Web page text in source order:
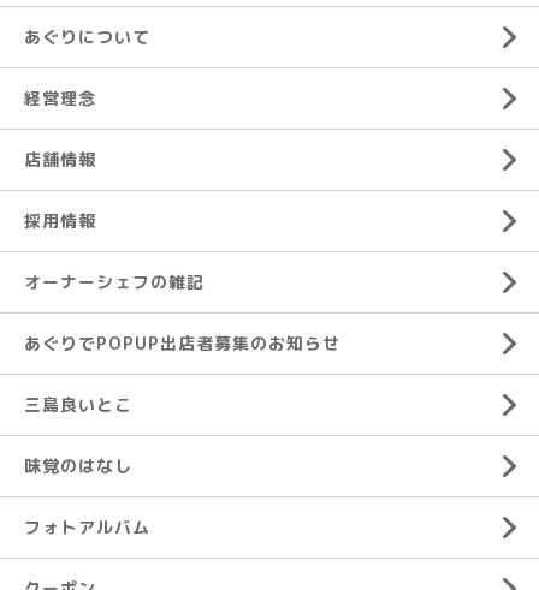
あぐりについて
経営理念
店舗情報
採用情報
オーナーシェフの雑記
あぐりでPOPUP出店者募集のお知らせ
三島良いとこ
味覚のはなし
フォトアルバム